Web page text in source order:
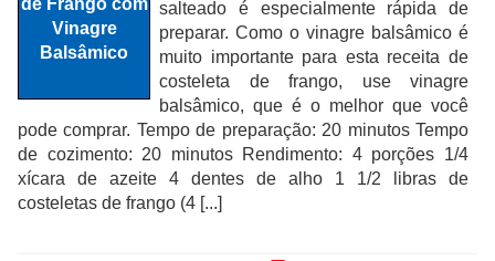
salteado é especialmente rápida de
preparar. Como o vinagre balsâmico é
muito importante para esta receita de
costeleta de frango, use vinagre
balsâmico, que é o melhor que você
pode comprar. Tempo de preparação: 20 minutos Tempo
de cozimento: 20 minutos Rendimento: 4 porções 1/4
xícara de azeite 4 dentes de alho 1 1/2 libras de
costeletas de frango (4 [...]